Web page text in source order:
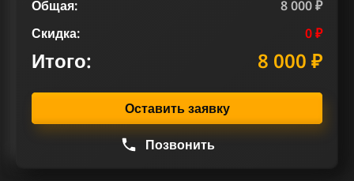
Общая:
8 000 ₽
Скидка:
0 ₽
Итого: 8 000 ₽
Оставить заявку
Позвонить